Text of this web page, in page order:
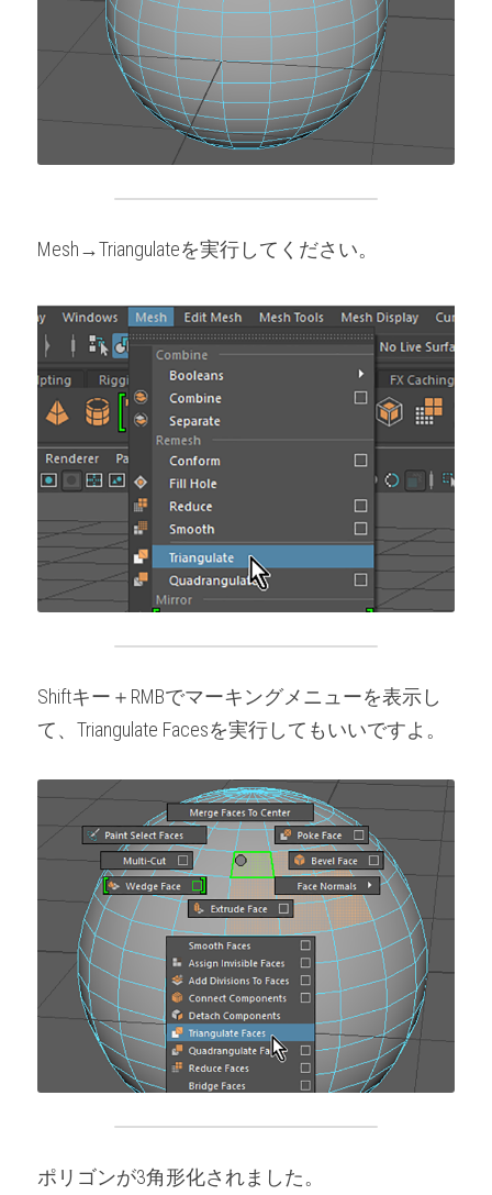
Mesh→Triangulateを実行してください。
Shiftキー＋RMBでマーキングメニューを表示し
て、Triangulate Facesを実行してもいいですよ。
ポリゴンが3角形化されました。